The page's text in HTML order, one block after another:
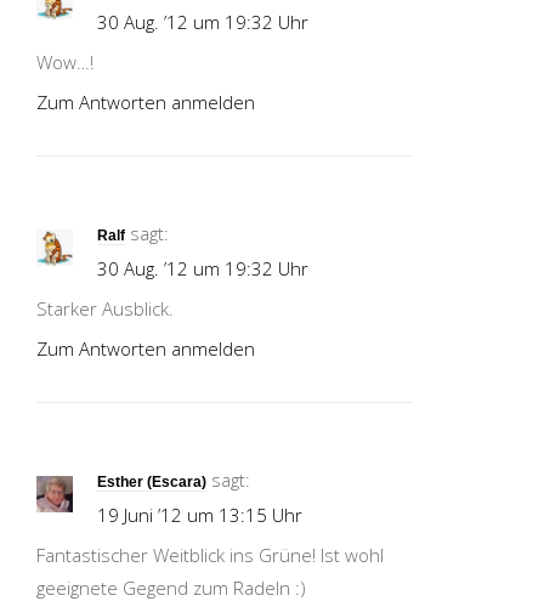
30 Aug. ’12 um 19:32 Uhr
Wow…!
Zum Antworten anmelden
Ralf sagt:
30 Aug. ’12 um 19:32 Uhr
Starker Ausblick.
Zum Antworten anmelden
Esther (Escara) sagt:
19 Juni ’12 um 13:15 Uhr
Fantastischer Weitblick ins Grüne! Ist wohl
geeignete Gegend zum Radeln :)